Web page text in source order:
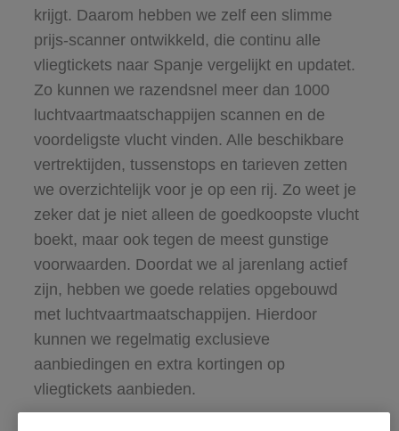
krijgt. Daarom hebben we zelf een slimme
prijs-scanner ontwikkeld, die continu alle
vliegtickets naar Spanje vergelijkt en updatet.
Zo kunnen we razendsnel meer dan 1000
luchtvaartmaatschappijen scannen en de
voordeligste vlucht vinden. Alle beschikbare
vertrektijden, tussenstops en tarieven zetten
we overzichtelijk voor je op een rij. Zo weet je
zeker dat je niet alleen de goedkoopste vlucht
boekt, maar ook tegen de meest gunstige
voorwaarden. Doordat we al jarenlang actief
zijn, hebben we goede relaties opgebouwd
met luchtvaartmaatschappijen. Hierdoor
kunnen we regelmatig exclusieve
aanbiedingen en extra kortingen op
vliegtickets aanbieden.